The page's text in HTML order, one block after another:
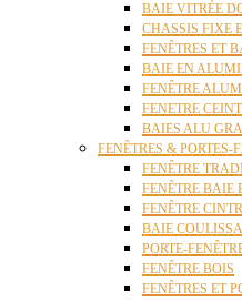
BAIE VITRÉE
CHASSIS FIXE
FENÊTRES ET
BAIE EN
FENÊTRE
FENETRE
BAIES ALU
FENÊTRES & PORTES-
FENÊTRE
FENÊTRE BAIE
FENÊTRE
BAIE
PORTE-
FENÊTRE BOIS
FENÊTRES ET